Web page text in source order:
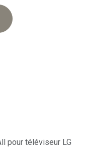
pour téléviseur LG